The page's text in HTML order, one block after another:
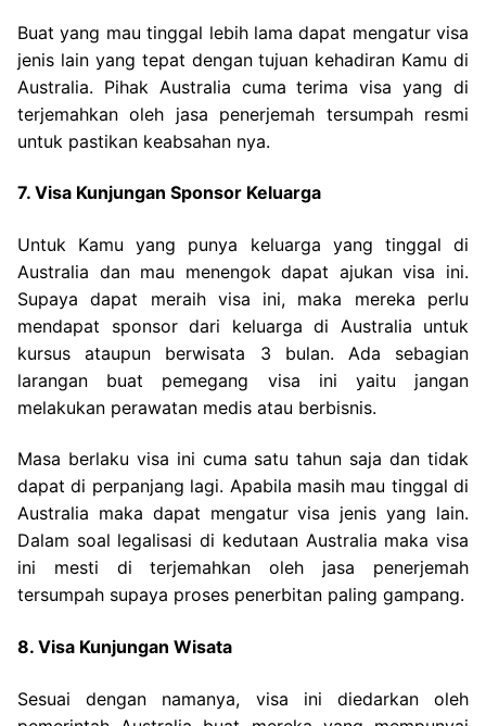
Buat yang mau tinggal lebih lama dapat mengatur visa
jenis lain yang tepat dengan tujuan kehadiran Kamu di
Australia. Pihak Australia cuma terima visa yang di
terjemahkan oleh jasa penerjemah tersumpah resmi
untuk pastikan keabsahan nya.
7. Visa Kunjungan Sponsor Keluarga
Untuk Kamu yang punya keluarga yang tinggal di
Australia dan mau menengok dapat ajukan visa ini.
Supaya dapat meraih visa ini, maka mereka perlu
mendapat sponsor dari keluarga di Australia untuk
kursus ataupun berwisata 3 bulan. Ada sebagian
larangan buat pemegang visa ini yaitu jangan
melakukan perawatan medis atau berbisnis.
Masa berlaku visa ini cuma satu tahun saja dan tidak
dapat di perpanjang lagi. Apabila masih mau tinggal di
Australia maka dapat mengatur visa jenis yang lain.
Dalam soal legalisasi di kedutaan Australia maka visa
ini mesti di terjemahkan oleh jasa penerjemah
tersumpah supaya proses penerbitan paling gampang.
8. Visa Kunjungan Wisata
Sesuai dengan namanya, visa ini diedarkan oleh